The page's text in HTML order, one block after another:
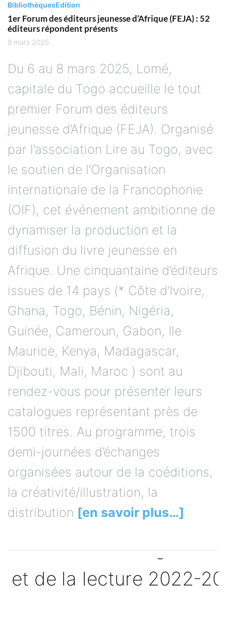
BibliothèquesEdition
1er Forum des éditeurs jeunesse d’Afrique (FEJA) : 52
éditeurs répondent présents
9 mars 2025
Du 6 au 8 mars 2025, Lomé,
capitale du Togo accueille le tout
premier Forum des éditeurs
jeunesse d’Afrique (FEJA). Organisé
par l’association Lire au Togo, avec
le soutien de l’Organisation
internationale de la Francophonie
(OIF), cet événement ambitionne de
dynamiser la production et la
diffusion du livre jeunesse en
Afrique. Une cinquantaine d’éditeurs
issues de 14 pays (* Côte d’Ivoire,
Ghana, Togo, Bénin, Nigéria,
Guinée, Cameroun, Gabon, Ile
Maurice, Kenya, Madagascar,
Djibouti, Mali, Maroc ) sont au
rendez-vous pour présenter leurs
catalogues représentant près de
1500 titres. Au programme, trois
demi-journées d’échanges
organisées autour de la coéditions,
la créativité/illustration, la
distribution [en savoir plus…]